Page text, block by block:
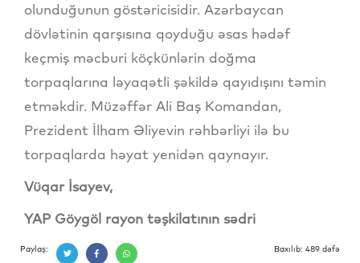
olunduğunun göstəricisidir. Azərbaycan
dövlətinin qarşısına qoyduğu əsas hədəf
keçmiş məcburi köçkünlərin doğma
torpaqlarına ləyaqətli şəkildə qayıdışını təmin
etməkdir. Müzəffər Ali Baş Komandan,
Prezident İlham Əliyevin rəhbərliyi ilə bu
torpaqlarda həyat yenidən qaynayır.
Vüqar İsayev,
YAP Göygöl rayon təşkilatının sədri
Paylaş: Baxılıb: 489 dəfə